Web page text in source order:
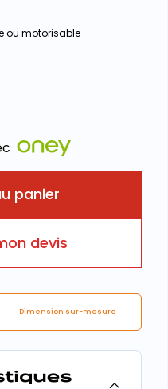
ou motorisable
panier
devis
Dimension sur-mesure